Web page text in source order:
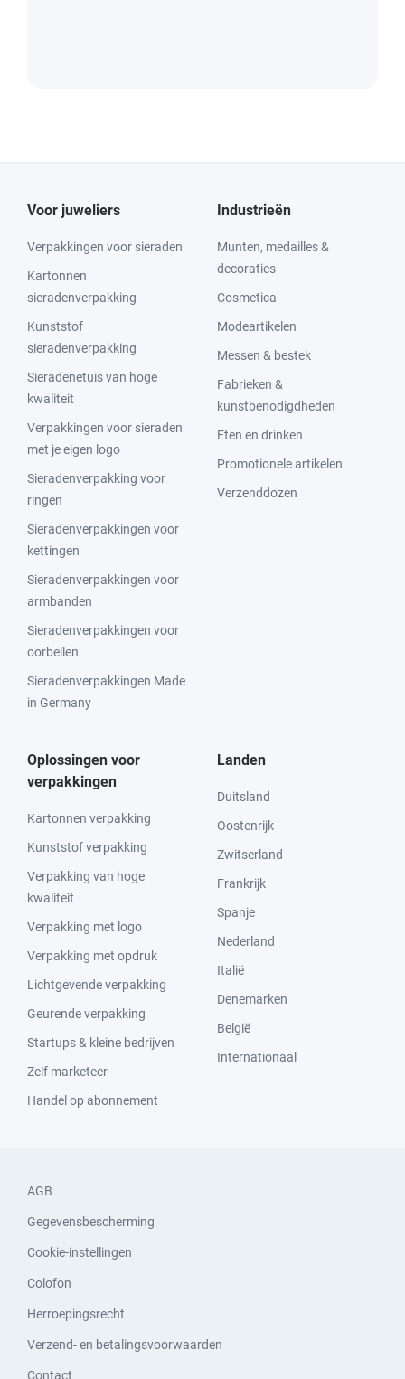
Voor juweliers
Verpakkingen voor sieraden
Kartonnen
sieradenverpakking
Kunststof
sieradenverpakking
Sieradenetuis van hoge
kwaliteit
Verpakkingen voor sieraden
met je eigen logo
Sieradenverpakking voor
ringen
Sieradenverpakkingen voor
kettingen
Sieradenverpakkingen voor
armbanden
Sieradenverpakkingen voor
oorbellen
Sieradenverpakkingen Made
in Germany
Industrieën
Munten, medailles &
decoraties
Cosmetica
Modeartikelen
Messen & bestek
Fabrieken &
kunstbenodigdheden
Eten en drinken
Promotionele artikelen
Verzenddozen
Oplossingen voor
verpakkingen
Kartonnen verpakking
Kunststof verpakking
Verpakking van hoge
kwaliteit
Verpakking met logo
Verpakking met opdruk
Lichtgevende verpakking
Geurende verpakking
Startups & kleine bedrijven
Zelf marketeer
Handel op abonnement
Landen
Duitsland
Oostenrijk
Zwitserland
Frankrijk
Spanje
Nederland
Italië
Denemarken
België
Internationaal
AGB
Gegevensbescherming
Cookie-instellingen
Colofon
Herroepingsrecht
Verzend- en betalingsvoorwaarden
Contact